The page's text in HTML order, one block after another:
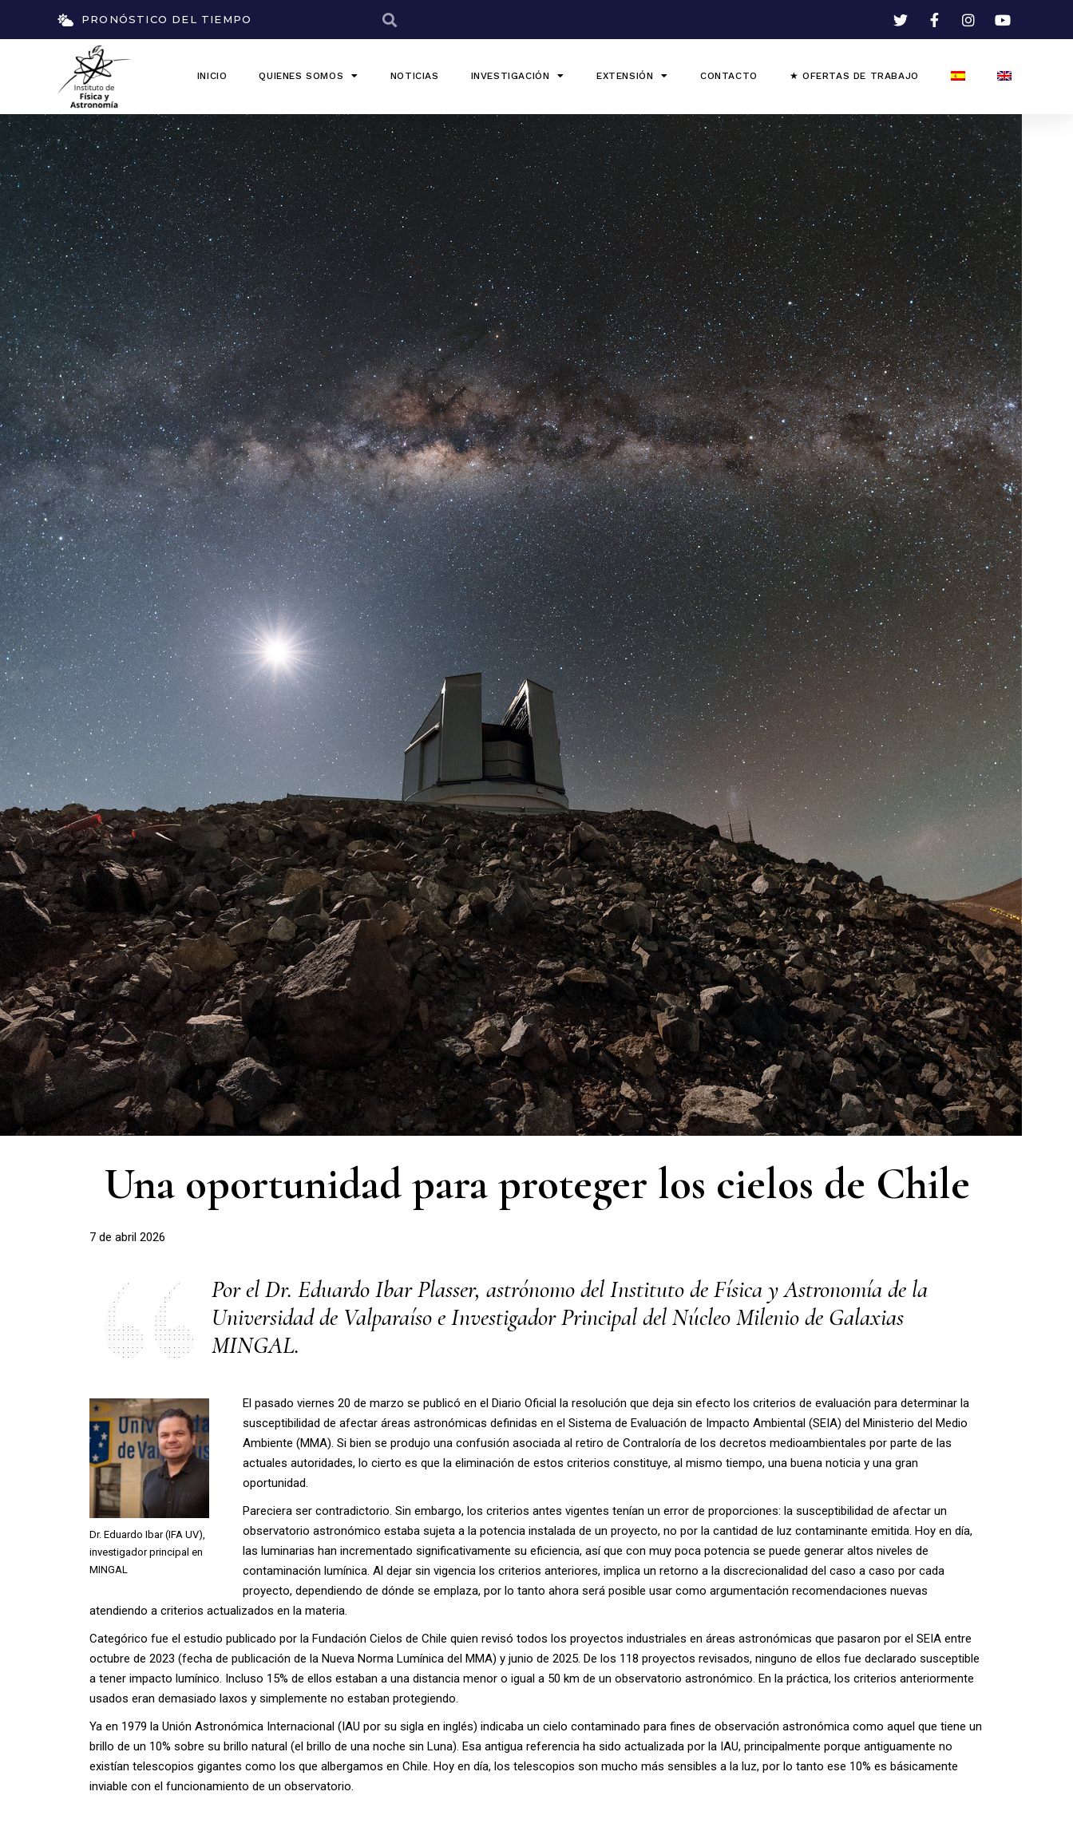
PRONÓSTICO DEL TIEMPO
INICIO QUIENES SOMOS NOTICIAS INVESTIGACIÓN EXTENSIÓN CONTACTO ★ OFERTAS DE TRABAJO
Una oportunidad para proteger los cielos de Chile
7 de abril 2026
Por el Dr. Eduardo Ibar Plasser, astrónomo del Instituto de Física y Astronomía de la
Universidad de Valparaíso e Investigador Principal del Núcleo Milenio de Galaxias
MINGAL.
Dr. Eduardo Ibar (IFA UV),
investigador principal en
MINGAL
El pasado viernes 20 de marzo se publicó en el Diario Oficial la resolución que deja sin efecto los criterios de evaluación para determinar la
susceptibilidad de afectar áreas astronómicas definidas en el Sistema de Evaluación de Impacto Ambiental (SEIA) del Ministerio del Medio
Ambiente (MMA). Si bien se produjo una confusión asociada al retiro de Contraloría de los decretos medioambientales por parte de las
actuales autoridades, lo cierto es que la eliminación de estos criterios constituye, al mismo tiempo, una buena noticia y una gran
oportunidad.
Pareciera ser contradictorio. Sin embargo, los criterios antes vigentes tenían un error de proporciones: la susceptibilidad de afectar un
observatorio astronómico estaba sujeta a la potencia instalada de un proyecto, no por la cantidad de luz contaminante emitida. Hoy en día,
las luminarias han incrementado significativamente su eficiencia, así que con muy poca potencia se puede generar altos niveles de
contaminación lumínica. Al dejar sin vigencia los criterios anteriores, implica un retorno a la discrecionalidad del caso a caso por cada
proyecto, dependiendo de dónde se emplaza, por lo tanto ahora será posible usar como argumentación recomendaciones nuevas
atendiendo a criterios actualizados en la materia.
Categórico fue el estudio publicado por la Fundación Cielos de Chile quien revisó todos los proyectos industriales en áreas astronómicas que pasaron por el SEIA entre
octubre de 2023 (fecha de publicación de la Nueva Norma Lumínica del MMA) y junio de 2025. De los 118 proyectos revisados, ninguno de ellos fue declarado susceptible
a tener impacto lumínico. Incluso 15% de ellos estaban a una distancia menor o igual a 50 km de un observatorio astronómico. En la práctica, los criterios anteriormente
usados eran demasiado laxos y simplemente no estaban protegiendo.
Ya en 1979 la Unión Astronómica Internacional (IAU por su sigla en inglés) indicaba un cielo contaminado para fines de observación astronómica como aquel que tiene un
brillo de un 10% sobre su brillo natural (el brillo de una noche sin Luna). Esa antigua referencia ha sido actualizada por la IAU, principalmente porque antiguamente no
existían telescopios gigantes como los que albergamos en Chile. Hoy en día, los telescopios son mucho más sensibles a la luz, por lo tanto ese 10% es básicamente
inviable con el funcionamiento de un observatorio.